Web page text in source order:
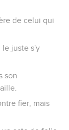
de celui qui
le juste s'y
son
fier, mais